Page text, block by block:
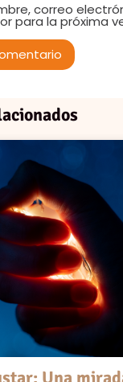
correo
para la próxima